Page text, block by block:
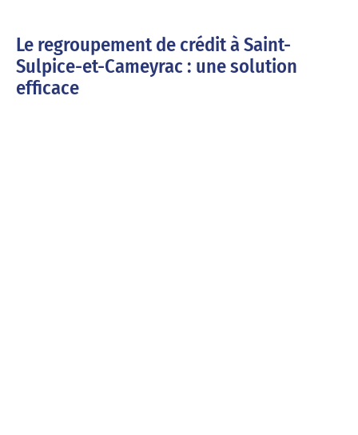
Le regroupement de crédit à Saint-
Sulpice-et-Cameyrac : une solution
efficace